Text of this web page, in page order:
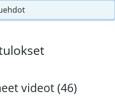
videot (46)